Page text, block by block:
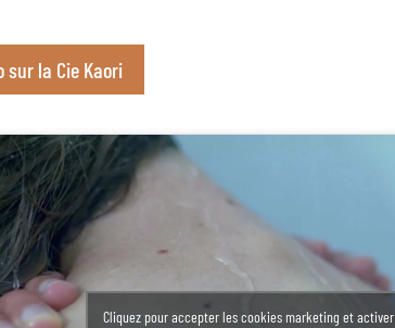
sur la Cie Kaori
Cliquez pour accepter les cookies marketing et activer